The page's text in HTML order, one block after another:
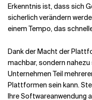
Erkenntnis ist, dass sich
sicherlich verändern
einem Tempo, das
Dank der Macht der
machbar, sondern nahezu
Unternehmen Teil
Plattformen sein kann.
Ihre Softwareanwendung